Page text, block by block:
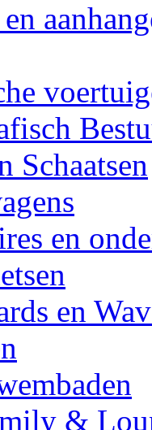
Schaatsen
en
en
&